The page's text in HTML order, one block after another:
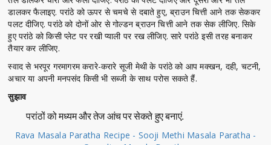
डालकर फैलाइए. परांठे को ऊपर से चमचे से दबाते हुए, ब्राउन चित्ती आने तक सेककर
पलट दीजिए. परांठे को दोनों ओर से गोल्डन ब्राउन चित्ती आने तक सेक लीजिए. सिके
हुए परांठे को किसी प्लेट पर रखी प्याली पर रख लीजिए. सारे परांठे इसी तरह बनाकर
तैयार कर लीजिए.
स्वाद से भरपूर गरमागरम करारे-करारे सूजी मेथी के परांठे को आप मक्खन, दही, चटनी,
अचार या अपनी मनपसंद किसी भी सब्जी के साथ परोस सकते हैं.
सुझाव
परांठों को मध्यम और तेज आंच पर सेकते हुए बनाएं.
Rava Masala Paratha Recipe - Sooji Methi Masala Paratha -